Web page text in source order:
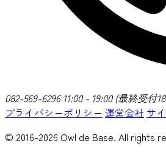
082-569-629611:00 - 19:00 (最終受付
プライバシーポリシー 運営会社 サ
© 2016-2026 Owl de Base. All rights